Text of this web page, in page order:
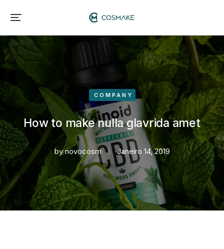
COMPANY
How to make nulla glavrida amet
bynovocosm Janeiro 14, 2019